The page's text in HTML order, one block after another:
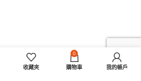
收藏夾
0
購物車 我的帳戶